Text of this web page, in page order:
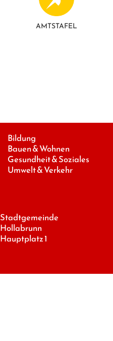
AMTSTAFEL
Bildung
Bauen & Wohnen
Gesundheit & Soziales
Umwelt & Verkehr
Stadtgemeinde
Hollabrunn
Hauptplatz 1